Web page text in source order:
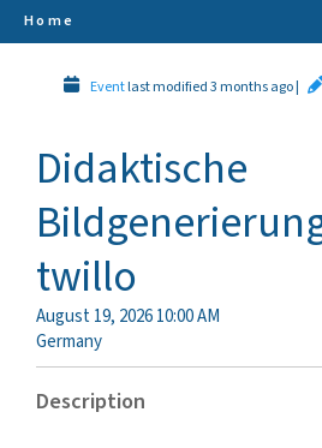
Home
Eventlast modified 3 months ago|
Didaktische
twillo
August 19, 2026 10:00 AM
Germany
Description